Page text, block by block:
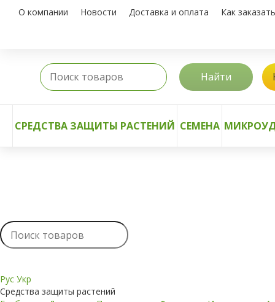
О компании Новости Доставка и оплата Как заказать
Найти
СРЕДСТВА ЗАЩИТЫ РАСТЕНИЙ СЕМЕНА
Рус Укр
Средства защиты растений